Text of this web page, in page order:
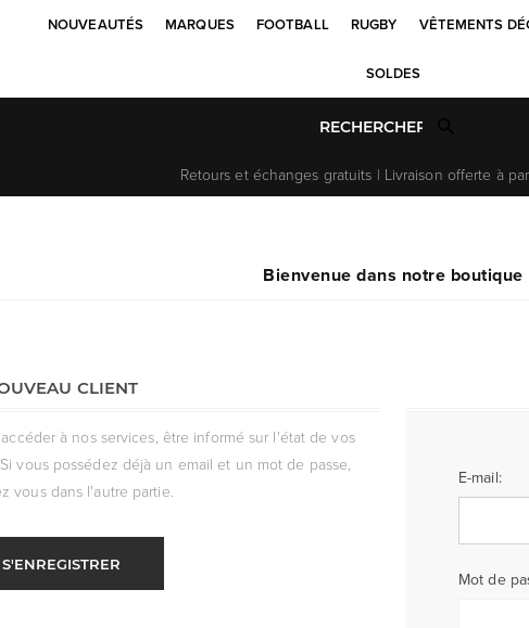
NOUVEAUTÉS MARQUES FOOTBALL RUGBY VÊTEMENTS
SOLDES
Retours et échanges gratuits | Livraison offerte à
Bienvenue dans notre boutique
CLIENT
à nos services, être informé sur l'état de vos
vous possédez déjà un email et un mot de passe,
vous dans l'autre partie.
S'ENREGISTRER
E-mail:
Mot de